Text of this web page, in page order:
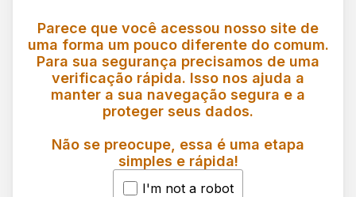
Parece que você acessou nosso site de
uma forma um pouco diferente do comum.
Para sua segurança precisamos de uma
verificação rápida. Isso nos ajuda a
manter a sua navegação segura e a
proteger seus dados.
Não se preocupe, essa é uma etapa
simples e rápida!
I'm not a robot